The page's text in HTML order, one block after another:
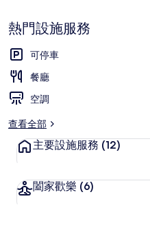
熱門設施服務
可停車
餐廳
空調
查看全部
主要設施服務 (12)
闔家歡樂 (6)